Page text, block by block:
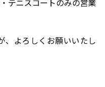
テニスコートのみの営業
、よろしくお願いいたし